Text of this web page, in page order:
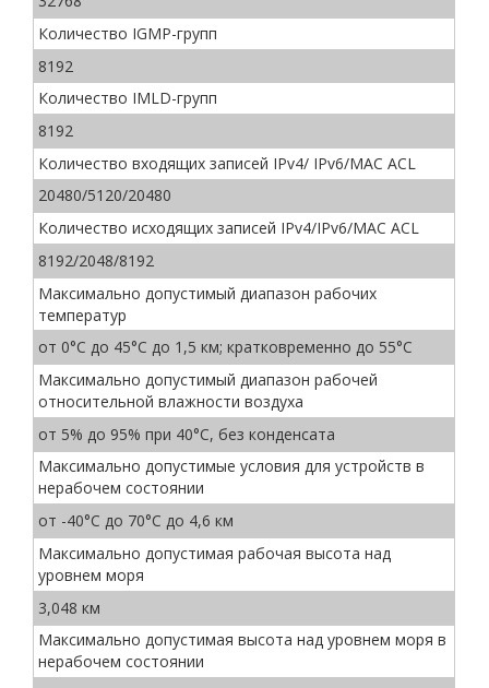
Количество IGMP-групп
8192
Количество IMLD-групп
8192
Количество входящих записей IPv4/ IPv6/MAC ACL
20480/5120/20480
Количество исходящих записей IPv4/IPv6/MAC ACL
8192/2048/8192
Максимально допустимый диапазон рабочих
температур
от 0°C до 45°C до 1,5 км; кратковременно до 55°C
Максимально допустимый диапазон рабочей
относительной влажности воздуха
от 5% до 95% при 40°C, без конденсата
Максимально допустимые условия для устройств в
нерабочем состоянии
от -40°C до 70°C до 4,6 км
Максимально допустимая рабочая высота над
уровнем моря
3,048 км
Максимально допустимая высота над уровнем моря в
нерабочем состоянии